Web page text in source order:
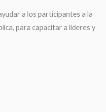
a los participantes a la
para capacitar a líderes y